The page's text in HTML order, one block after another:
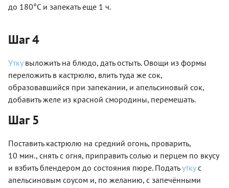
до 180°С и запекать еще 1 ч.
Шаг 4
Утку выложить на блюдо, дать остыть. Овощи из формы
переложить в кастрюлю, влить туда же сок,
образовавшийся при запекании, и апельсиновый сок,
добавить желе из красной смородины, перемешать.
Шаг 5
Поставить кастрюлю на средний огонь, проварить,
10 мин., снять с огня, приправить солью и перцем по вкусу
и взбить блендером до состояния пюре. Податьуткус
апельсиновым соусом и, по желанию, с запечёнными